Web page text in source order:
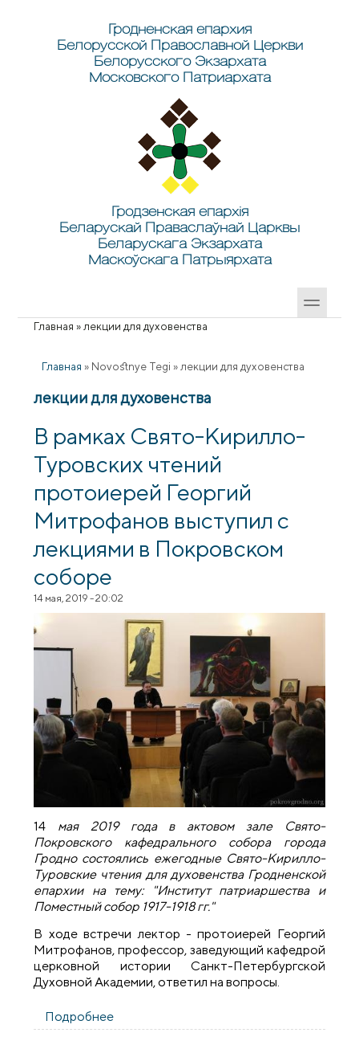
Гродненская епархия
Белорусской Православной Церкви
Белорусского Экзархата
Московского Патриархата
Гродзенская епархія
Беларускай Праваслаўнай Царквы
Беларускага Экзархата
Маскоўскага Патрыярхата
Главная » лекции для духовенства
Главная » Novostnye Tegi » лекции для духовенства
лекции для духовенства
В рамках Свято-Кирилло-
Туровских чтений
протоиерей Георгий
Митрофанов выступил с
лекциями в Покровском
соборе
14 мая, 2019 - 20:02
14 мая 2019 года в актовом зале Свято-
Покровского кафедрального собора города
Гродно состоялись ежегодные Свято-Кирилло-
Туровские чтения для духовенства Гродненской
епархии на тему: "Институт патриаршества и
Поместный собор 1917-1918 гг."
В ходе встречи лектор - протоиерей Георгий
Митрофанов, профессор, заведующий кафедрой
церковной истории Санкт-Петербургской
Духовной Академии, ответил на вопросы.
Подробнее
чтений протоиерей Георгий